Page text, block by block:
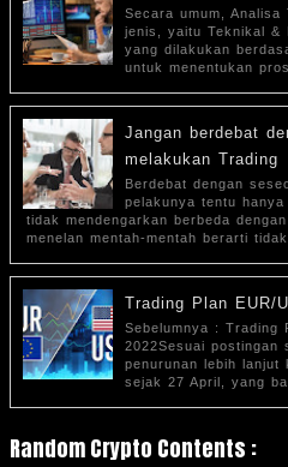
Secara umum,
jenis, yaitu Teknikal &
yang dilakukan
untuk menentukan
Jangan berdebat
melakukan Trading
Berdebat dengan
pelakunya tentu hanya
tidak mendengarkan berbeda
menelan mentah-mentah berarti
Trading Plan EUR/
Sebelumnya : Trading
2022Sesuai postingan
penurunan lebih lanjut
sejak 27 April, yang
Random Crypto Contents :